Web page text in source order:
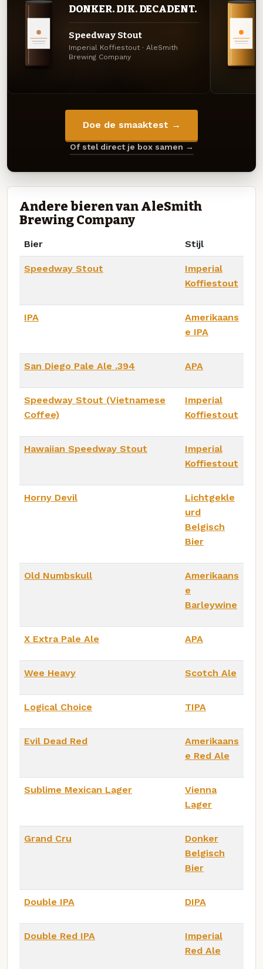
DONKER. DIK. DECADENT.
Speedway Stout
Imperial Koffiestout · AleSmith
Brewing Company
Doe de smaaktest →
Of stel direct je box samen →
Andere bieren van AleSmith
Brewing Company
Bier Stijl
Speedway Stout
Imperial
Koffiestout
IPA
Amerikaans
e IPA
San Diego Pale Ale .394 APA
Speedway Stout (Vietnamese
Coffee)
Imperial
Koffiestout
Hawaiian Speedway Stout
Imperial
Koffiestout
Horny Devil
Lichtgekle
urd
Belgisch
Bier
Old Numbskull
Amerikaans
e
Barleywine
X Extra Pale Ale APA
Wee Heavy Scotch Ale
Logical Choice TIPA
Evil Dead Red
Amerikaans
e Red Ale
Sublime Mexican Lager
Vienna
Lager
Grand Cru
Donker
Belgisch
Bier
Double IPA DIPA
Double Red IPA
Imperial
Red Ale